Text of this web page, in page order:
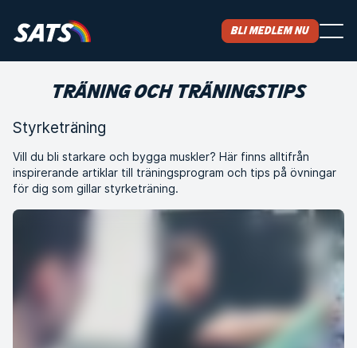
Bli medlem nu
TRÄNING OCH TRÄNINGSTIPS
Styrketräning
Vill du bli starkare och bygga muskler? Här finns alltifrån
inspirerande artiklar till träningsprogram och tips på övningar
för dig som gillar styrketräning.